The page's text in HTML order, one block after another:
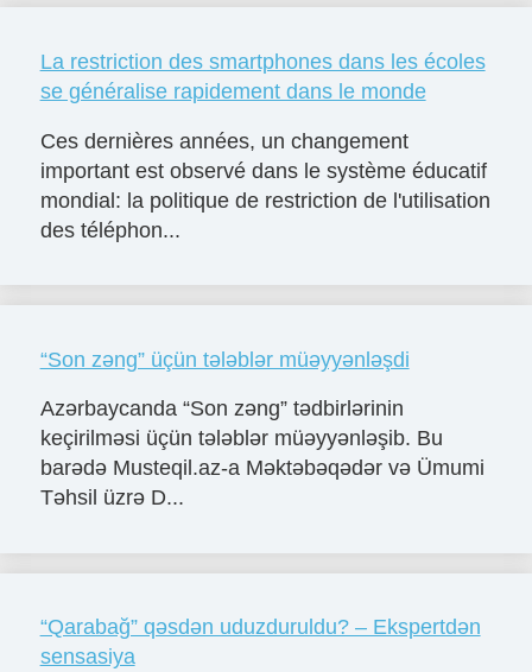
La restriction des smartphones dans les écoles
se généralise rapidement dans le monde
Ces dernières années, un changement
important est observé dans le système éducatif
mondial: la politique de restriction de l'utilisation
des téléphon...
“Son zəng” üçün tələblər müəyyənləşdi
Azərbaycanda “Son zəng” tədbirlərinin
keçirilməsi üçün tələblər müəyyənləşib. Bu
barədə Musteqil.az-a Məktəbəqədər və Ümumi
Təhsil üzrə D...
“Qarabağ” qəsdən uduzduruldu? – Ekspertdən
sensasiya